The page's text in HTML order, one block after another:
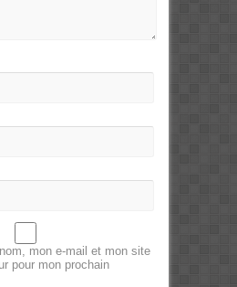
mon e-mail et mon site
pour mon prochain